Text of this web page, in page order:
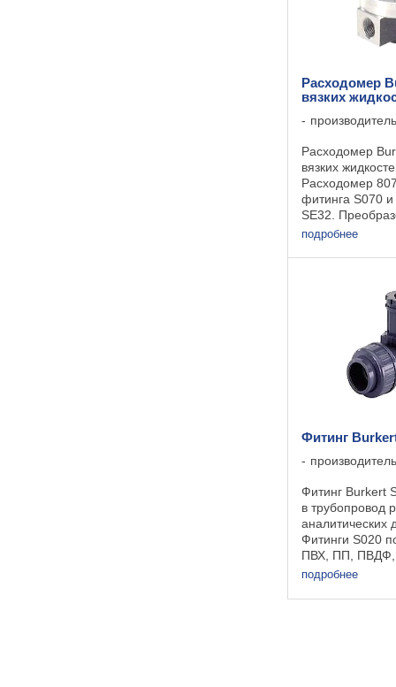
Расходомер
вязких
Расходомер
вязких
Расходомер
фитинга S070
SE32.
имеет дисплей
сигналы:
подробнее
Фитинг
Фитинг Burkert
в трубопровод
аналитических
Фитинги S020
ПВХ, ПП, ПВДФ,
нержавеющей
400 мм.
подробнее